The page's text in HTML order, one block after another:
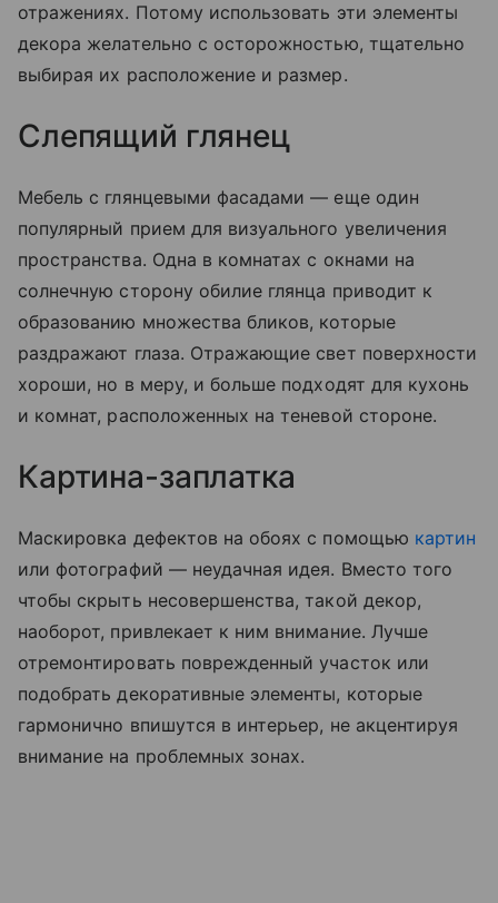
отражениях. Потому использовать эти элементы
декора желательно с осторожностью, тщательно
выбирая их расположение и размер.
Слепящий глянец
Мебель с глянцевыми фасадами — еще один
популярный прием для визуального увеличения
пространства. Одна в комнатах с окнами на
солнечную сторону обилие глянца приводит к
образованию множества бликов, которые
раздражают глаза. Отражающие свет поверхности
хороши, но в меру, и больше подходят для кухонь
и комнат, расположенных на теневой стороне.
Картина-заплатка
Маскировка дефектов на обоях с помощью картин
или фотографий — неудачная идея. Вместо того
чтобы скрыть несовершенства, такой декор,
наоборот, привлекает к ним внимание. Лучше
отремонтировать поврежденный участок или
подобрать декоративные элементы, которые
гармонично впишутся в интерьер, не акцентируя
внимание на проблемных зонах.